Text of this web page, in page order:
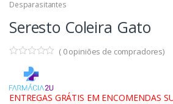
Desparasitantes
Seresto Coleira Gato
( 0opiniões de compradores)
ENTREGAS GRÁTIS EM ENCOMENDAS